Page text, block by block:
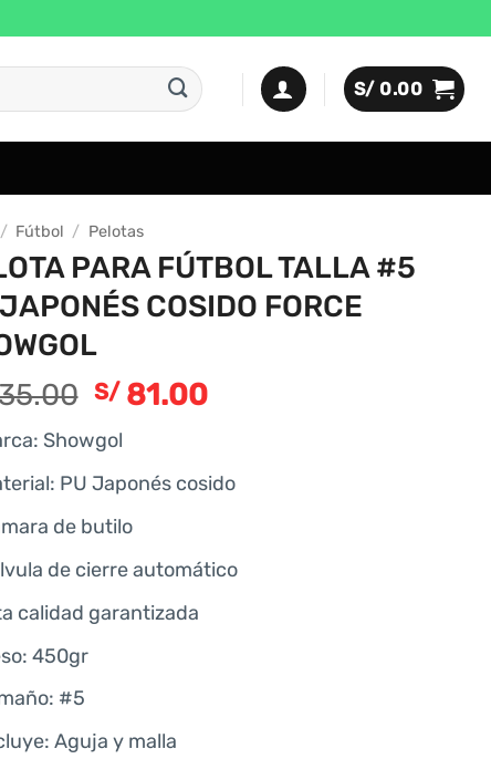
S/0.00
/ Fútbol / Pelotas
PARA FÚTBOL TALLA #5
COSIDO FORCE
S/81.00
Showgol
PU Japonés cosido
de butilo
de cierre automático
calidad garantizada
450gr
#5
Aguja y malla